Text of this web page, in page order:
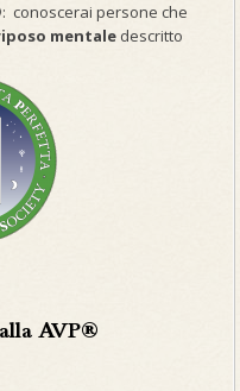
conoscerai persone che
mentale descritto
AVP®